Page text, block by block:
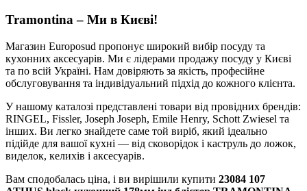
Tramontina – Ми в Києві!
Магазин Europosud пропонує широкий вибір посуду та
кухонних аксесуарів. Ми є лідерами продажу посуду у Києві
та по всій Україні. Нам довіряють за якість, професійне
обслуговування та індивідуальний підхід до кожного клієнта.
У нашому каталозі представлені товари від провідних брендів:
RINGEL, Fissler, Joseph Joseph, Emile Henry, Schott Zwiesel та
інших. Ви легко знайдете саме той виріб, який ідеально
підійде для вашої кухні — від сковорідок і каструль до ложок,
виделок, келихів і аксесуарів.
Вам сподобалась ціна, і ви вирішили купити 23084 107